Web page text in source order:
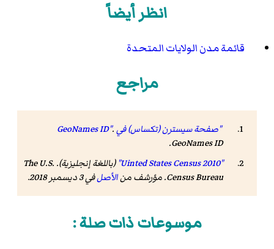
انظر أيضاً
قائمة مدن الولايات المتحدة
مراجع
"صفحة سيسترن (تكساس) في GeoNames ID".
GeoNames ID
.
"Uinted States Census 2010"
(باللغة إنجليزية). The U.S.
Census Bureau. مؤرشف من
الأصلفي 3 ديسمبر 2018 .
موسوعات ذات صلة :